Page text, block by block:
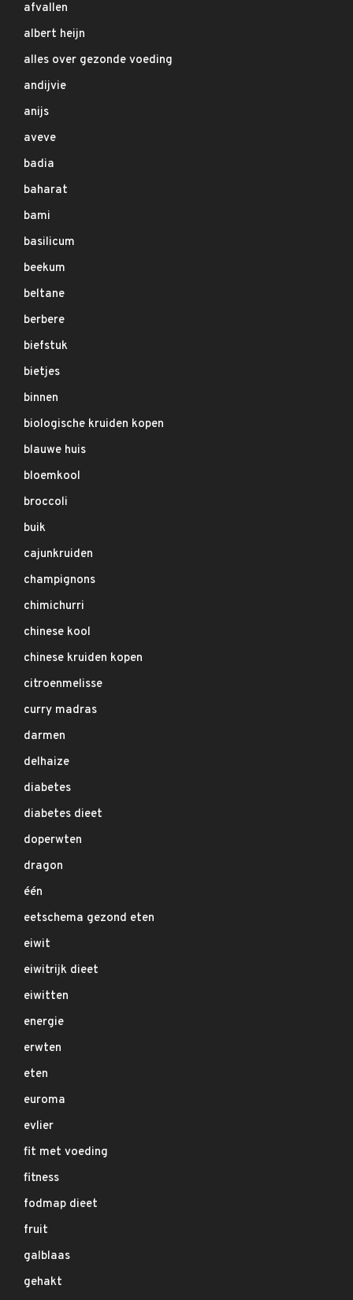
afvallen
albert heijn
alles over gezonde voeding
andijvie
anijs
aveve
badia
baharat
bami
basilicum
beekum
beltane
berbere
biefstuk
bietjes
binnen
biologische kruiden kopen
blauwe huis
bloemkool
broccoli
buik
cajunkruiden
champignons
chimichurri
chinese kool
chinese kruiden kopen
citroenmelisse
curry madras
darmen
delhaize
diabetes
diabetes dieet
doperwten
dragon
één
eetschema gezond eten
eiwit
eiwitrijk dieet
eiwitten
energie
erwten
eten
euroma
evlier
fit met voeding
fitness
fodmap dieet
fruit
galblaas
gehakt